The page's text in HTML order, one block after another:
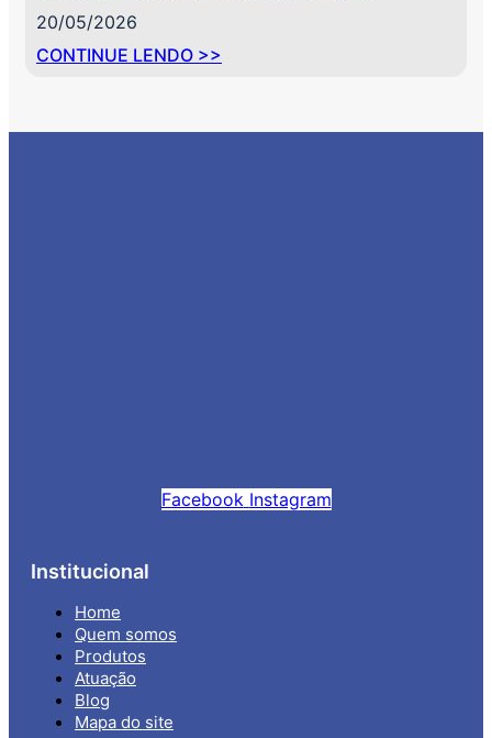
20/05/2026
CONTINUE LENDO >>
Facebook Instagram
Institucional
Home
Quem somos
Produtos
Atuação
Blog
Mapa do site